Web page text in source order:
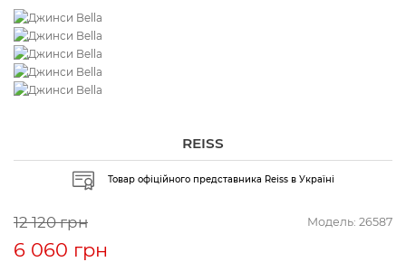
REISS
Товар офіційного представника Reiss в Україні
Модель: 26587
12 120 грн
6 060 грн